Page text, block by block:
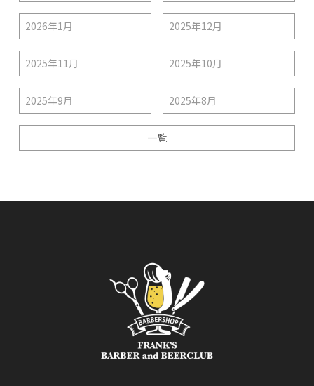
2026年1月 2025年12月
2025年11月 2025年10月
2025年9月 2025年8月
一覧